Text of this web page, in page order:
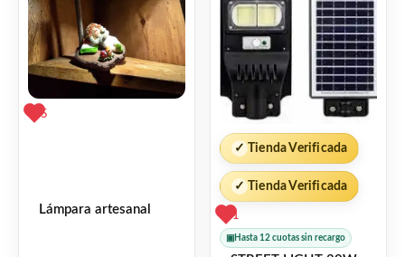
5
Lámpara artesanal
✓ Tienda Verificada
✓ Tienda Verificada
1
▣ Hasta 12 cuotas sin recargo